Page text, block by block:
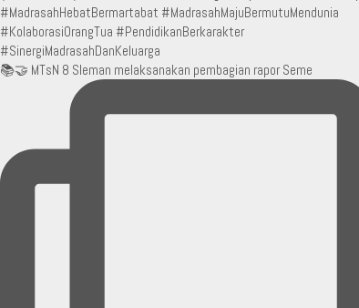
📚🤝 MTsN 8 Sleman melaksanakan pembagian rapor Seme